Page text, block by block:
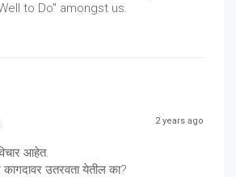
to Do" amongst us.
2 years ago
आहेत.
उतरवता येतील का?